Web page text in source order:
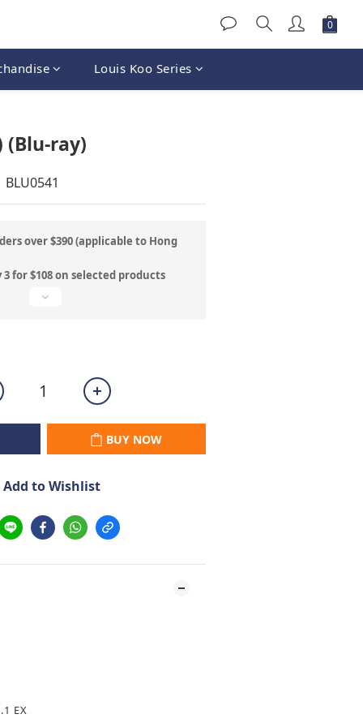
Louis Koo Series
(Blu-ray)
over $390 (applicable to Hong
for $108 on selected products
BUY NOW
Add to Wishlist
EX